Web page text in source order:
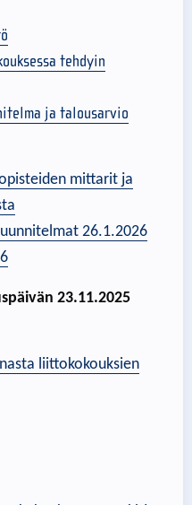
tehdyin
ja talousarvio
mittarit ja
26.1.2026
23.11.2025
liittokokouksien